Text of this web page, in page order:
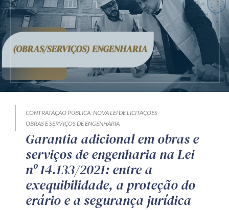
CONTRATAÇÃO PÚBLICA NOVA LEI DE LICITAÇÕES
OBRAS E SERVIÇOS DE ENGENHARIA
Garantia adicional em obras e
serviços de engenharia na Lei
nº 14.133/2021: entre a
exequibilidade, a proteção do
erário e a segurança jurídica